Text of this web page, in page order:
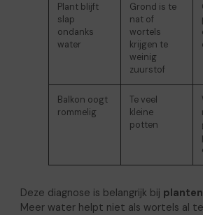
Plant blijft
slap
ondanks
water
Grond is te
nat of
wortels
krijgen te
weinig
zuurstof
Balkon oogt
rommelig
Te veel
kleine
potten
Deze diagnose is belangrijk bij
Meer water helpt niet als wortels al